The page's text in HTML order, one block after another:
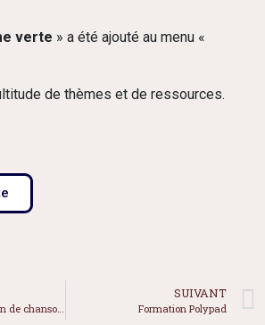
verte » a été ajouté au menu «
de thèmes et de ressources.
Résidence de création de chansons à Pakuashipi : Spectacle final
SUIVANT
Formation Polypad